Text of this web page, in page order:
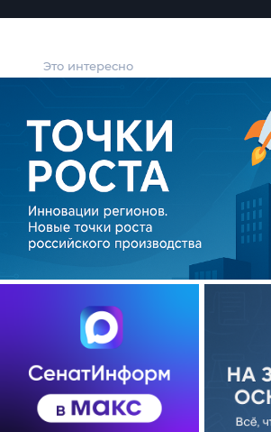
Это интересно